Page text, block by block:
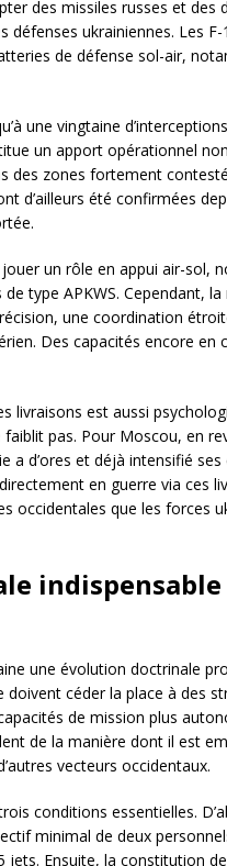
des missiles russes et des
défenses ukrainiennes. Les
de défense sol-air,
une vingtaine
un apport opérationnel
des zones fortement
d’ailleurs été confirmées
un rôle en appui air-sol,
type APKWS. Cependant,
une coordination
Des capacités encore
livraisons est aussi
pas. Pour Moscou, en
a d’ores et déjà intensifié ses
en guerre via ces
occidentales que les forces
une évolution doctrinale
céder la place à des
de mission plus
de la manière dont il est
vecteurs occidentaux.
conditions essentielles.
minimal de deux
Ensuite, la constitution